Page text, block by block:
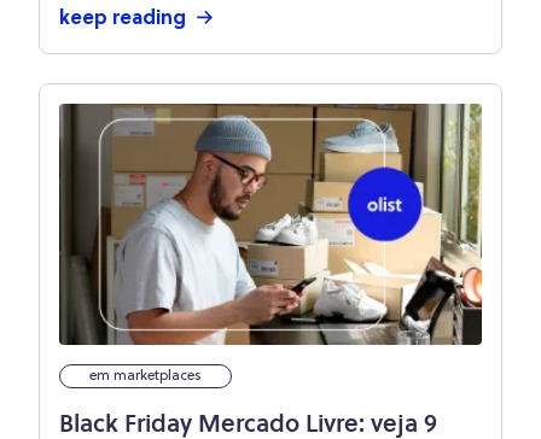
keep reading
em marketplaces
Black Friday Mercado Livre: veja 9